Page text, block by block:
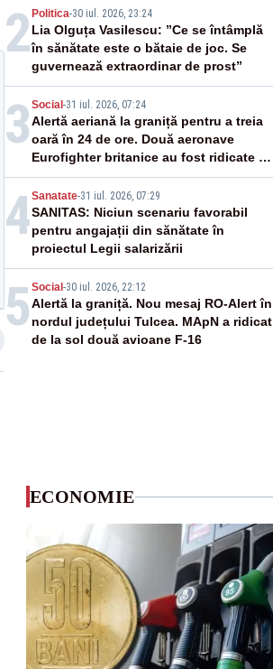
2 Politica-30 iul. 2026, 23:24
Lia Olguța Vasilescu: ”Ce se întâmplă
în sănătate este o bătaie de joc. Se
guvernează extraordinar de prost”
3 Social -31 iul. 2026, 07:24
Alertă aeriană la graniță pentru a treia
oară în 24 de ore. Două aeronave
Eurofighter britanice au fost ridicate de
la sol
4Sanatate-31 iul. 2026, 07:29
SANITAS: Niciun scenariu favorabil
pentru angajații din sănătate în
proiectul Legii salarizării
5 Social -30 iul. 2026, 22:12
Alertă la graniță. Nou mesaj RO-Alert în
nordul județului Tulcea. MApN a ridicat
de la sol două avioane F-16
ECONOMIE